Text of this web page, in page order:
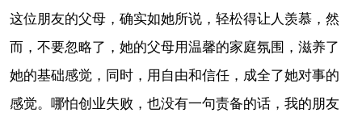
这位朋友的父母，确实如她所说，轻松得让人羡慕，然
而，不要忽略了，她的父母用温馨的家庭氛围，滋养了
她的基础感觉，同时，用自由和信任，成全了她对事的
感觉。哪怕创业失败，也没有一句责备的话，我的朋友